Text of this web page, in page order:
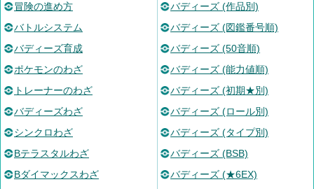
冒険の進め方
バトルシステム
バディーズ育成
ポケモンのわざ
トレーナーのわざ
バディーズわざ
シンクロわざ
Bテラスタルわざ
Bダイマックスわざ
バディーズ (作品別)
バディーズ (図鑑番号順)
バディーズ (50音順)
バディーズ (能力値順)
バディーズ (初期★別)
バディーズ (ロール別)
バディーズ (タイプ別)
バディーズ (BSB)
バディーズ (★6EX)